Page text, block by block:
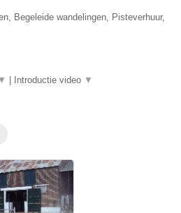
Begeleide wandelingen, Pisteverhuur,
▼ Introductie video ▼